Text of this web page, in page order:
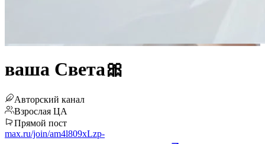
ваша Света🎀
Авторский канал
Взрослая ЦА
Прямой пост
max.ru/join/am4l809xLzp-